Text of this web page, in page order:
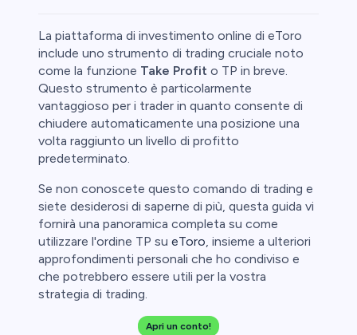
La piattaforma di investimento online di eToro
include uno strumento di trading cruciale noto
come la funzione Take Profit o TP in breve.
Questo strumento è particolarmente
vantaggioso per i trader in quanto consente di
chiudere automaticamente una posizione una
volta raggiunto un livello di profitto
predeterminato.
Se non conoscete questo comando di trading e
siete desiderosi di saperne di più, questa guida vi
fornirà una panoramica completa su come
utilizzare l'ordine TP su eToro, insieme a ulteriori
approfondimenti personali che ho condiviso e
che potrebbero essere utili per la vostra
strategia di trading.
Apri un conto!